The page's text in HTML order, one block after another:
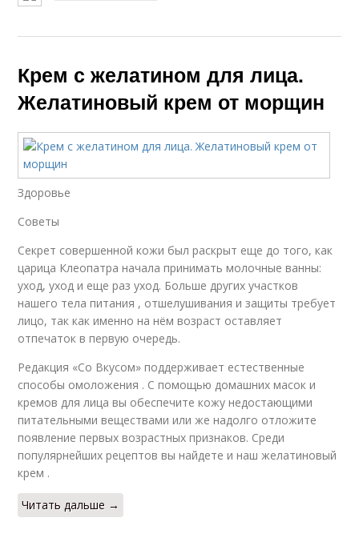
Крем с желатином для лица.
Желатиновый крем от морщин
Здоровье
Советы
Секрет совершенной кожи был раскрыт еще до того, как
царица Клеопатра начала принимать молочные ванны:
уход, уход и еще раз уход. Больше других участков
нашего тела питания , отшелушивания и защиты требует
лицо, так как именно на нём возраст оставляет
отпечаток в первую очередь.
Редакция «Со Вкусом» поддерживает естественные
способы омоложения . С помощью домашних масок и
кремов для лица вы обеспечите кожу недостающими
питательными веществами или же надолго отложите
появление первых возрастных признаков. Среди
популярнейших рецептов вы найдете и наш желатиновый
крем .
Читать дальше →